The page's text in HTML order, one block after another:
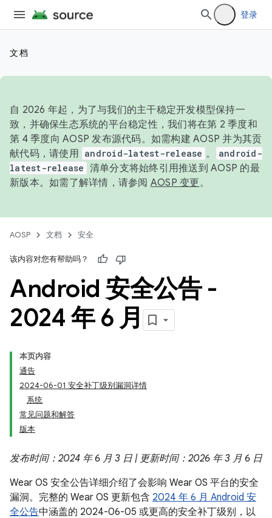
登录
文档
自 2026 年起，为了与我们的主干稳定开发模型保持一
致，并确保生态系统的平台稳定性，我们将在第 2 季度和
第 4 季度向 AOSP 发布源代码。如需构建 AOSP 并为其贡
献代码，请使用 android-latest-release 。
android-
latest-release 清单分支将始终引用推送到 AOSP 的最
新版本。如需了解详情，请参阅 AOSP 变更。
AOSP 文档 安全
该内容对您有帮助吗？
Android 安全公告 -
2024 年 6 月
本页内容
通告
2024-06-01 安全补丁级别漏洞详情
系统
常见问题和解答
版本
发布时间：2024 年 6 月 3 日 | 更新时间：2026 年 3 月 6 日
Wear OS 安全公告详细介绍了会影响 Wear OS 平台的安全
漏洞。完整的 Wear OS 更新包含 2024 年 6 月 Android 安
全公告中涵盖的 2024-06-05 或更高的安全补丁级别，以